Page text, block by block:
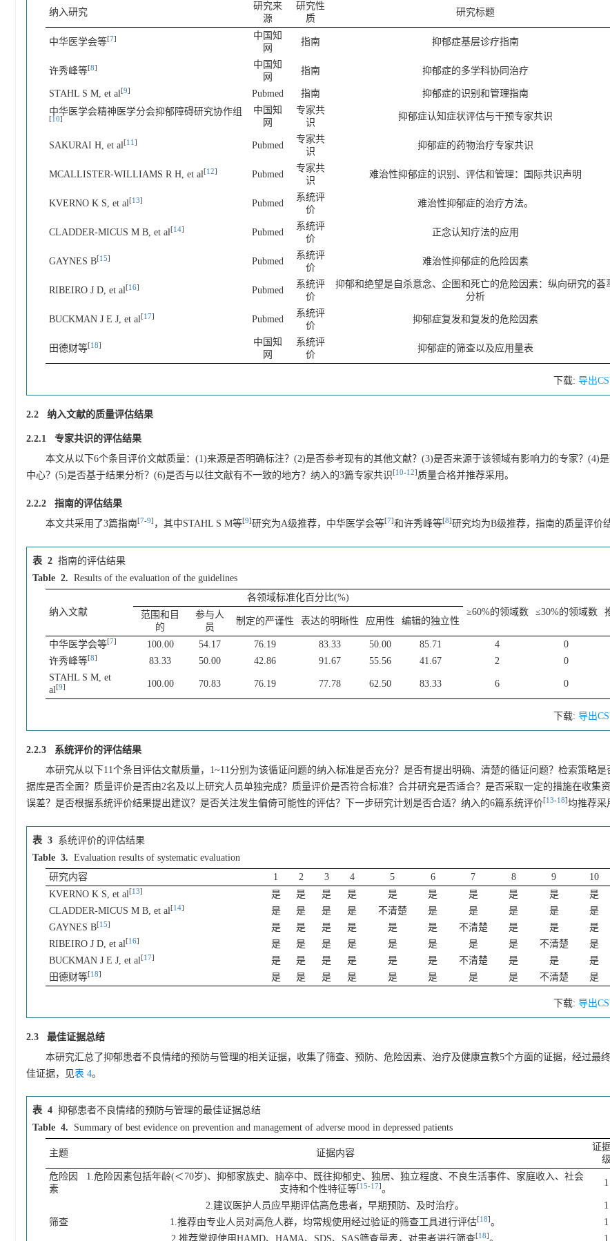
纳入研究
研究来
源
研究性
质
研究标题
中华医学会等[7]
中国知
网
指南 抑郁症基层诊疗指南
许秀峰等[8]
中国知
网
指南 抑郁症的多学科协同治疗
STAHL S M, et al[9] Pubmed 指南 抑郁症的识别和管理指南
中华医学会精神医学分会抑郁障碍研究协作组
[10]
中国知
网
专家共
识
抑郁症认知症状评估与干预专家共识
SAKURAI H, et al[11 ] Pubmed
专家共
识
抑郁症的药物治疗专家共识
MCALLISTER-WILLIAMS R H, et al[12] Pubmed
专家共
识
难治性抑郁症的识别、评估和管理：国际共识声明
KVERNO K S, et al[13] Pubmed
系统评
价
难治性抑郁症的治疗方法。
CLADDER-MICUS M B, et al[14] Pubmed
系统评
价
正念认知疗法的应用
GAYNES B[15] Pubmed
系统评
价
难治性抑郁症的危险因素
RIBEIRO J D, et al[16] Pubmed
系统评
价
抑郁和绝望是自杀意念、企图和死亡的危险因素：纵向研究的荟
分析
BUCKMAN J E J, et al[17] Pubmed
系统评
价
抑郁症复发和复发的危险因素
田德财等[18]
中国知
网
系统评
价
抑郁症的筛查以及应用量表
下载: 导出
2.2 纳入文献的质量评估结果
2.2.1 专家共识的评估结果
本文从以下6个条目评价文献质量：(1)来源是否明确标注？(2)是否参考现有的其他文献？(3)是否来源于该领域有影响力的专家？(4)
中心？(5)是否基于结果分析？(6)是否与以往文献有不一致的地方？纳入的3篇专家共识[10-12] 质量合格并推荐采用。
2.2.2 指南的评估结果
本文共采用了3篇指南[7-9] ，其中STAHL S M等[9]研究为A级推荐，中华医学会等[7]和许秀峰等[8]研究均为B级推荐，指南的质量评价
表 2 指南的评估结果
Table 2. Results of the evaluation of the guidelines
纳入文献
各领域标准化百分比(%)
≥60%的领域数
≤30%的领域数
范围和目
的
参与人
员
制定的严谨性 表达的明晰性 应用性 编辑的独立性
中华医学会等[7] 100.00 54.17 76.19 83.33 50.00 85.71 4 0
许秀峰等[8] 83.33 50.00 42.86 91.67 55.56 41.67 2 0
STAHL S M, et
al[9] 100.00 70.83 76.19 77.78 62.50 83.33 6 0
下载: 导出
2.2.3 系统评价的评估结果
本研究从以下11个条目评估文献质量，1~11分别为该循证问题的纳入标准是否充分？是否有提出明确、清楚的循证问题？检索策略是
据库是否全面？质量评价是否由2名及以上研究人员单独完成？质量评价是否符合标准？合并研究是否适合？是否采取一定的措施在收集
误差？是否根据系统评价结果提出建议？是否关注发生偏倚可能性的评估？下一步研究计划是否合适？纳入的6篇系统评价[13-18]均推荐采
表 3 系统评价的评估结果
Table 3. Evaluation results of systematic evaluation
研究内容
1 2 3 4 5 6 7 8 9 10
KVERNO K S, et al[13] 是 是 是 是 是 是 是 是 是 是
CLADDER-MICUS M B, et al[14] 是 是 是 是 不清楚 是 是 是 是 是
GAYNES B[15] 是 是 是 是 是 是 不清楚 是 是 是
RIBEIRO J D, et al[16] 是 是 是 是 是 是 是 是 不清楚 是
BUCKMAN J E J, et al[17] 是 是 是 是 是 是 不清楚 是 是 是
田德财等[18] 是 是 是 是 是 是 是 是 不清楚 是
下载: 导出
2.3 最佳证据总结
本研究汇总了抑郁患者不良情绪的预防与管理的相关证据，收集了筛查、预防、危险因素、治疗及健康宣教5个方面的证据，经过最
佳证据，见表 4。
表 4 抑郁患者不良情绪的预防与管理的最佳证据总结
Table 4.
Summary of best evidence on prevention and management of adverse mood in depressed patients
主题 证据内容
证
级
危险因
素
1.危险因素包括年龄(＜70岁)、抑郁家族史、脑卒中、既往抑郁史、独居、独立程度、不良生活事件、家庭收入、社会
支持和个性特征等[15-17]。
1
2.建议医护人员应早期评估高危患者，早期预防、及时治疗。 1
筛查
1.推荐由专业人员对高危人群，均常规使用经过验证的筛查工具进行评估[18]。 1
2.推荐常规使用HAMD、HAMA、SDS、SAS筛查量表，对患者进行筛查[18]。 1